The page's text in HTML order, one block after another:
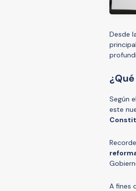
Desde
Según
este
A fines